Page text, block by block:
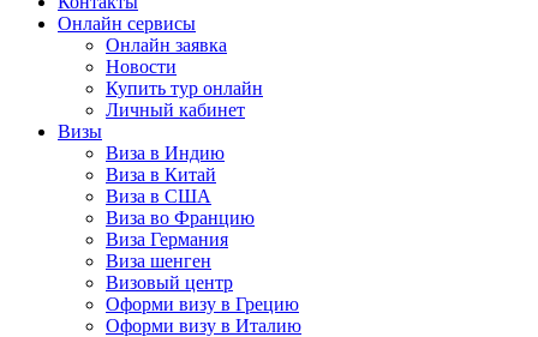
Онлайн сервисы
Онлайн заявка
Новости
Купить тур онлайн
Личный кабинет
Визы
Виза в Индию
Виза в Китай
Виза в США
Виза во Францию
Виза Германия
Виза шенген
Визовый центр
Оформи визу в Грецию
Оформи визу в Италию